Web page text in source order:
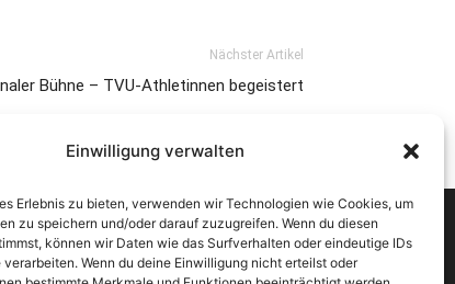
Einwilligung verwalten
Erlebnis zu bieten, verwenden wir Technologien wie Cookies, um
zu speichern und/oder darauf zuzugreifen. Wenn du diesen
können wir Daten wie das Surfverhalten oder eindeutige IDs
verarbeiten. Wenn du deine Einwilligung nicht erteilst oder
Nächster Artikel
Bühne – TVU-Athletinnen begeistert